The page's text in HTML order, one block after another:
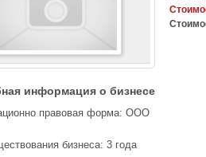
информация о бизнесе
правовая форма: ООО
бизнеса: 3 года